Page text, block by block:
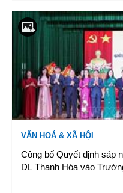
VĂN HOÁ & XÃ HỘI
Công bố Quyết định sáp
DL Thanh Hóa vào